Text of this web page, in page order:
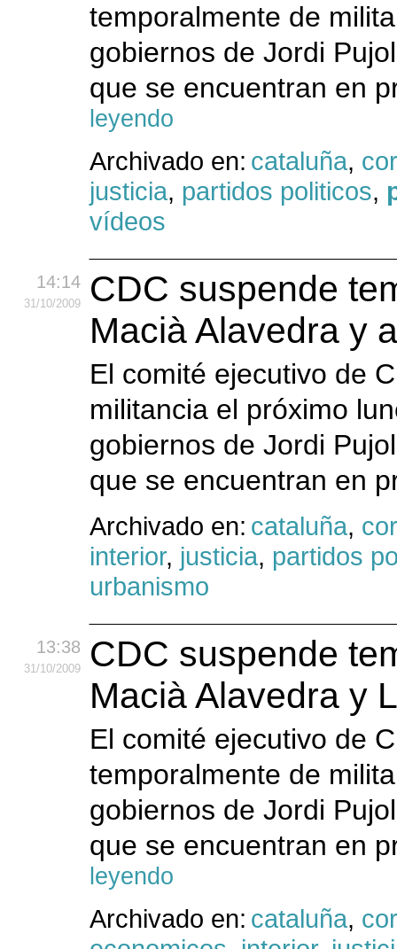
temporalmente de
gobiernos de Jordi
que se encuentran en
leyendo
Archivado en: cataluña,
justicia, partidos politicos,
vídeos
14:14
31/10/2009
CDC suspende
Macià Alavedra y
El comité ejecutivo de
militancia el próximo
gobiernos de Jordi
que se encuentran en
Archivado en: cataluña,
interior, justicia, partidos
urbanismo
13:38
31/10/2009
CDC suspende
Macià Alavedra y
El comité ejecutivo de
temporalmente de
gobiernos de Jordi
que se encuentran en
leyendo
Archivado en: cataluña,